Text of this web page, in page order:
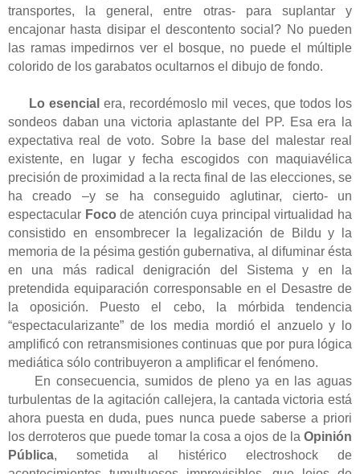
transportes, la general, entre otras- para suplantar y
encajonar hasta disipar el descontento social? No pueden
las ramas impedirnos ver el bosque, no puede el múltiple
colorido de los garabatos ocultarnos el dibujo de fondo.
Lo esencial era, recordémoslo mil veces, que todos los
sondeos daban una victoria aplastante del PP. Esa era la
expectativa real de voto. Sobre la base del malestar real
existente, en lugar y fecha escogidos con maquiavélica
precisión de proximidad a la recta final de las elecciones, se
ha creado –y se ha conseguido aglutinar, cierto- un
espectacular Focode atención cuya principal virtualidad ha
consistido en ensombrecer la legalización de Bildu y la
memoria de la pésima gestión gubernativa, al difuminar ésta
en una más radical denigración del Sistema y en la
pretendida equiparación corresponsable en el Desastre de
la oposición. Puesto el cebo, la mórbida tendencia
“espectacularizante” de los media mordió el anzuelo y lo
amplificó con retransmisiones continuas que por pura lógica
mediática sólo contribuyeron a amplificar el fenómeno.
En consecuencia, sumidos de pleno ya en las aguas
turbulentas de la agitación callejera, la cantada victoria está
ahora puesta en duda, pues nunca puede saberse a priori
los derroteros que puede tomar la cosa a ojos de la Opinión
Pública, sometida al histérico electroshock de